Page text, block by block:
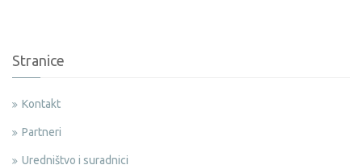
Stranice
Kontakt
Partneri
Uredništvo i suradnici